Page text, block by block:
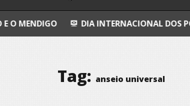
DIA INTERNACIONAL DOS POVOS
Tag: anseio universal